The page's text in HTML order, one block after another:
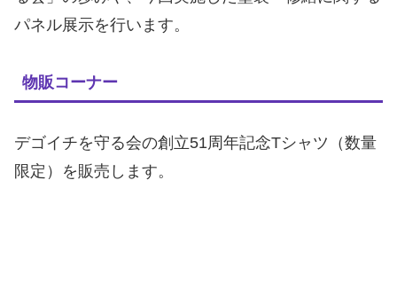
パネル展示を行います。
物販コーナー
デゴイチを守る会の創立51周年記念Tシャツ（数量
限定）を販売します。